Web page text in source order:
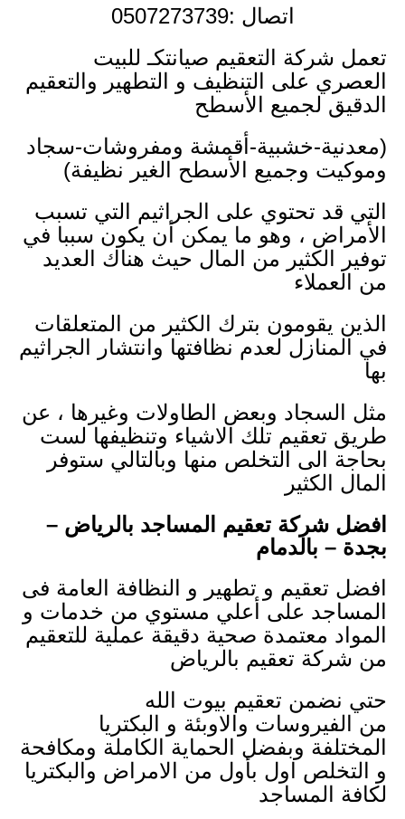
اتصال :0507273739
تعمل شركة التعقيم صيانتكـ للبيت
العصري على التنظيف و التطهير والتعقيم
الدقيق لجميع الأسطح
(معدنية-خشبية-أقمشة ومفروشات-سجاد
وموكيت وجميع الأسطح الغير نظيفة)
التي قد تحتوي على الجراثيم التي تسبب
الأمراض ، وهو ما يمكن أن يكون سببا في
توفير الكثير من المال حيث هناك العديد
من العملاء
الذين يقومون بترك الكثير من المتعلقات
في المنازل لعدم نظافتها وانتشار الجراثيم
بها
مثل السجاد وبعض الطاولات وغيرها ، عن
طريق تعقيم تلك الاشياء وتنظيفها لست
بحاجة الى التخلص منها وبالتالي ستوفر
المال الكثير
افضل شركة تعقيم المساجد بالرياض –
بجدة – بالدمام
افضل تعقيم و تطهير و النظافة العامة فى
المساجد على أعلي مستوي من خدمات و
المواد معتمدة صحية دقيقة عملية للتعقيم
من شركة تعقيم بالرياض
حتي نضمن تعقيم بيوت الله
من الفيروسات والاوبئة و البكتريا
المختلفة وبفضل الحماية الكاملة ومكافحة
و التخلص اول بأول من الامراض والبكتريا
لكافة المساجد